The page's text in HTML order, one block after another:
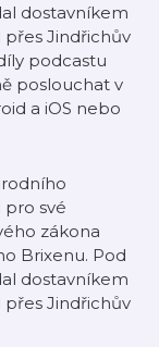
dostavníkem
Jindřichův
podcastu
poslouchat v
a iOS nebo
své
zákona
Brixenu. Pod
dostavníkem
Jindřichův